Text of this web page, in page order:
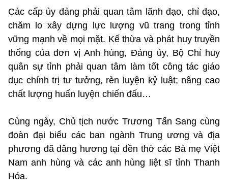
Các cấp ủy đảng phải quan tâm lãnh đạo, chỉ đạo,
chăm lo xây dựng lực lượng vũ trang trong tỉnh
vững mạnh về mọi mặt. Kế thừa và phát huy truyền
thống của đơn vị Anh hùng, Đảng ủy, Bộ Chỉ huy
quân sự tỉnh phải quan tâm làm tốt công tác giáo
dục chính trị tư tưởng, rèn luyện kỷ luật; nâng cao
chất lượng huấn luyện chiến đấu…
Cùng ngày, Chủ tịch nước Trương Tấn Sang cùng
đoàn đại biểu các ban ngành Trung ương và địa
phương đã dâng hương tại đền thờ các Bà mẹ Việt
Nam anh hùng và các anh hùng liệt sĩ tỉnh Thanh
Hóa.